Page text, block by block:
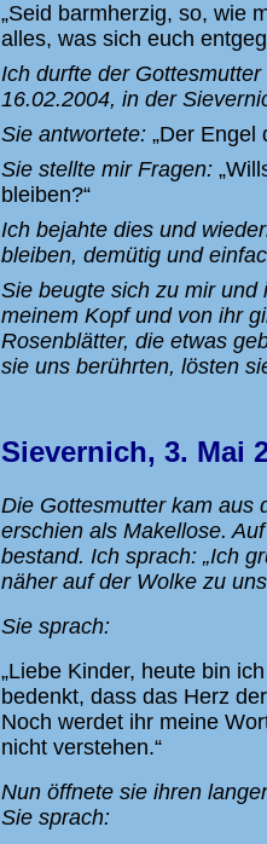
„Seid barmherzig, so, wie
alles, was sich euch
Ich durfte der
16.02.2004, in der
Sie antwortete: „Der Engel
Sie stellte mir Fragen:
bleiben?“
Ich bejahte dies und
bleiben, demütig und
Sie beugte sich zu mir
meinem Kopf und von ihr
Rosenblätter, die etwas
sie uns berührten, lösten
Sievernich, 3. Mai
Die Gottesmutter kam aus
erschien als Makellose.
bestand. Ich sprach: „Ich
näher auf der Wolke zu
Sie sprach:
„Liebe Kinder, heute bin
bedenkt, dass das Herz
Noch werdet ihr meine
nicht verstehen.“
Nun öffnete sie ihren
Sie sprach: